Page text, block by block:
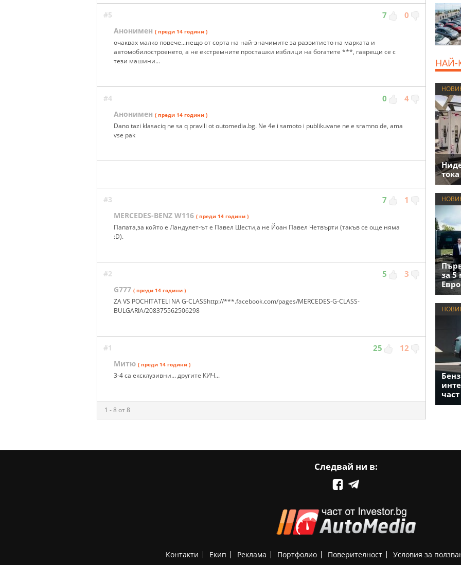
#5 7 0
Анонимен ( преди 14 години )
очаквах малко повече...нещо от сорта на най-значимите за развитието на марката и
автомобилостроенето, а не екстремните просташки изблици на богатите ***, гаврещи се с
тези машини...
#4 0 4
Анонимен ( преди 14 години )
Dano tazi klasaciq ne sa q pravili ot outomedia.bg. Ne 4e i samoto i publikuvane ne e sramno de, ama
vse pak
#3 7 1
MERCEDES-BENZ W116 ( преди 14 години )
Папата,за който е Ландулет-ът е Павел Шести,а не Йоан Павел Четвърти (такъв се още няма
:D).
#2 5 3
G777 ( преди 14 години )
ZA VS POCHITATELI NA G-CLASShttp://***.facebook.com/pages/MERCEDES-G-CLASS-
BULGARIA/208375562506298
#1 25 12
Митю ( преди 14 години )
3-4 са ексклузивни... другите КИЧ...
1 - 8 от 8
НАЙ-
за 5
част
Следвай ни в:
Контакти Екип Реклама Портфолио Поверителност Условия за